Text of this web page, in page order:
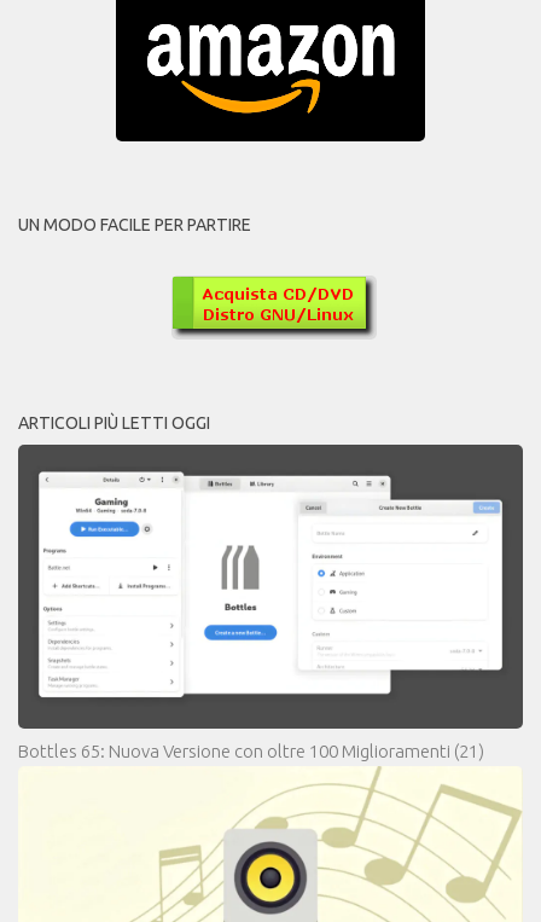
UN MODO FACILE PER PARTIRE
ARTICOLI PIÙ LETTI OGGI
Bottles 65: Nuova Versione con oltre 100 Miglioramenti (21)